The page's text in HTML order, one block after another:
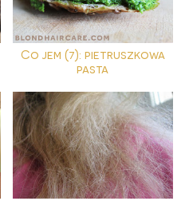
Co jem (7): pietruszkowa
pasta